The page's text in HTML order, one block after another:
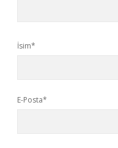
İsim*
E-Posta*